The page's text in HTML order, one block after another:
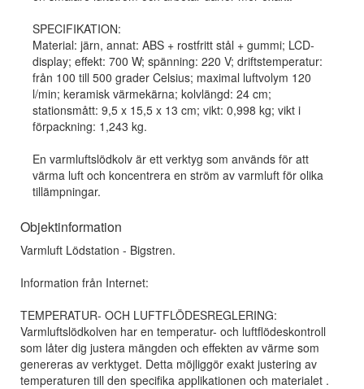
SPECIFIKATION:
Material: järn, annat: ABS + rostfritt stål + gummi; LCD-
display; effekt: 700 W; spänning: 220 V; driftstemperatur:
från 100 till 500 grader Celsius; maximal luftvolym 120
l/min; keramisk värmekärna; kolvlängd: 24 cm;
stationsmått: 9,5 x 15,5 x 13 cm; vikt: 0,998 kg; vikt i
förpackning: 1,243 kg.
En varmluftslödkolv är ett verktyg som används för att
värma luft och koncentrera en ström av varmluft för olika
tillämpningar.
Objektinformation
Varmluft Lödstation - Bigstren.
Information från Internet:
TEMPERATUR- OCH LUFTFLÖDESREGLERING:
Varmluftslödkolven har en temperatur- och luftflödeskontroll
som låter dig justera mängden och effekten av värme som
genereras av verktyget. Detta möjliggör exakt justering av
temperaturen till den specifika applikationen och materialet .